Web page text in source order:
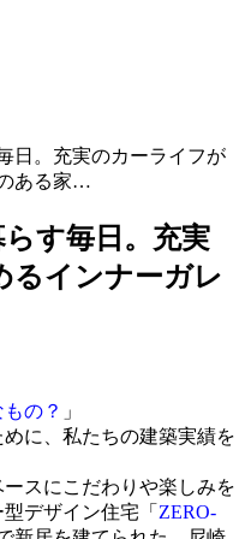
日。充実のカーライフが
ある家…
らす毎日。充実
るインナーガレ
の？ 」
に、私たちの建築実績を
スにこだわりや楽しみを
デザイン住宅「 ZERO-